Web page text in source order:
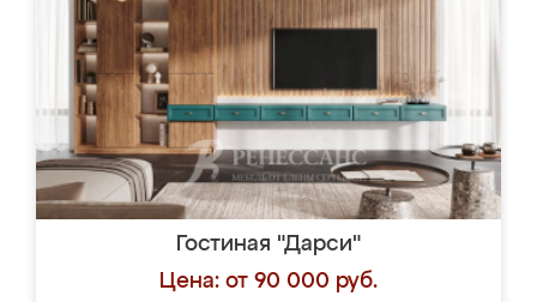
Гостиная "Дарси"
Цена: от 90 000 руб.